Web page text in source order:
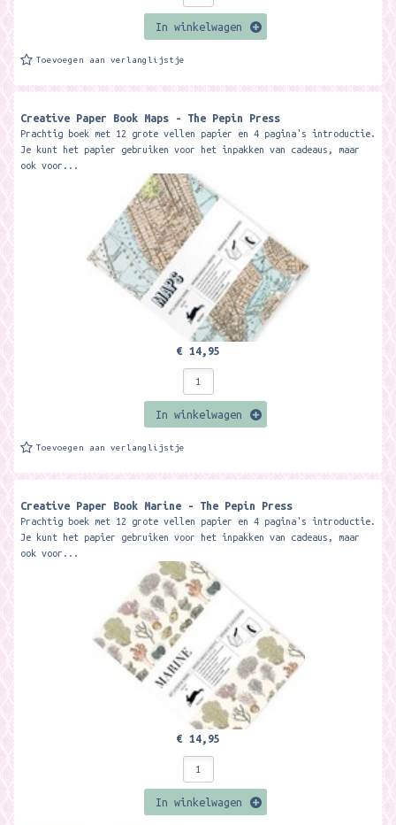
In winkelwagen
Toevoegen aan verlanglijstje
Creative Paper Book Maps - The Pepin Press
Prachtig boek met 12 grote vellen papier en 4 pagina's introductie.
Je kunt het papier gebruiken voor het inpakken van cadeaus, maar
ook voor...
€ 14,95
In winkelwagen
Toevoegen aan verlanglijstje
Creative Paper Book Marine - The Pepin Press
Prachtig boek met 12 grote vellen papier en 4 pagina's introductie.
Je kunt het papier gebruiken voor het inpakken van cadeaus, maar
ook voor...
€ 14,95
In winkelwagen